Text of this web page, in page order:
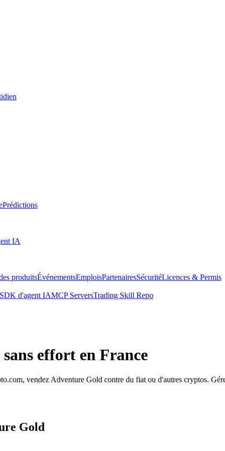
Prédictions
IA
produitsÉvénementsEmploisPartenairesSécuritéLicences & Permis
SDK d'agent IAMCP ServersTrading Skill Repo
effort en France
vendez Adventure Gold contre du fiat ou d'autres cryptos.
Gold